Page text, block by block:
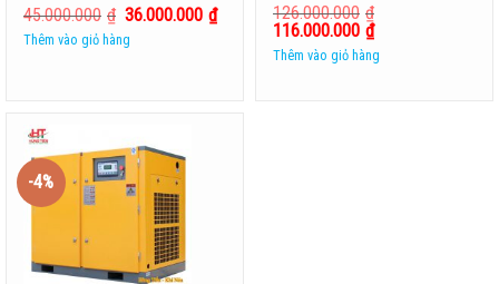
45.000.000 ₫ 36.000.000 ₫
Thêm vào giỏ hàng
126.000.000 ₫
116.000.000 ₫
Thêm vào giỏ hàng
-4%